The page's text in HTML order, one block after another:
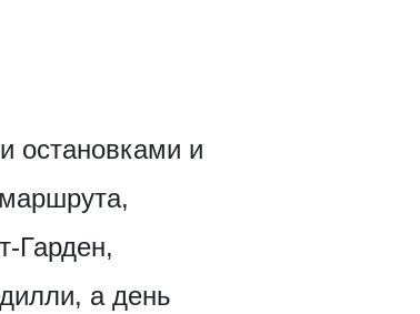
остановками и
Гарден,
а день